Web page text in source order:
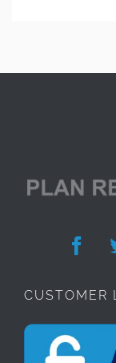

CUSTOMER